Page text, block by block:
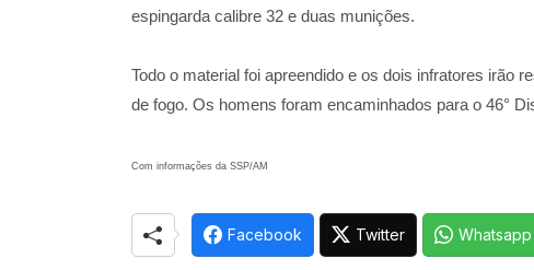
espingarda calibre 32 e duas munições.
Todo o material foi apreendido e os dois infratores irão
de fogo. Os homens foram encaminhados para o 46°
Com informações da SSP/AM
Facebook Twitter Whatsapp